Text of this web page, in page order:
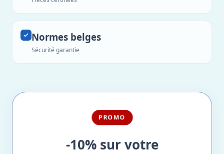
Normes belges
Sécurité garantie
PROMO
-10% sur votre